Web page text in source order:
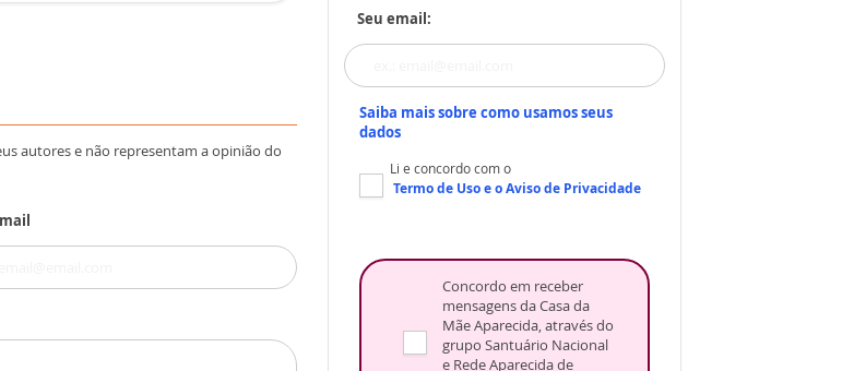
autores e não representam a opinião do
Seu email:
Saiba mais sobre como usamos seus
dados
Li e concordo com o
Termo de Usoe oAviso de Privacidade
Concordo em receber
mensagens da Casa da
Mãe Aparecida, através do
grupo Santuário Nacional
e Rede Aparecida de